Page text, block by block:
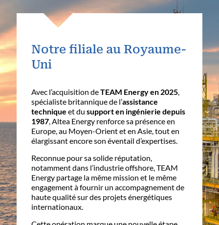
Notre filiale au Royaume-
Uni
Avec l’acquisition deTEAM Energy en 2025,
spécialiste britannique de l’assistance
technique et du support en ingénierie depuis
1987, Altea Energy renforce sa présence en
Europe, au Moyen-Orient et en Asie, tout en
élargissant encore son éventail d’expertises.
Reconnue pour sa solide réputation,
notamment dans l’industrie offshore, TEAM
Energy partage la même mission et le même
engagement à fournir un accompagnement de
haute qualité sur des projets énergétiques
internationaux.